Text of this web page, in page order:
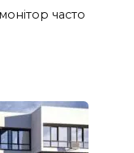
часто